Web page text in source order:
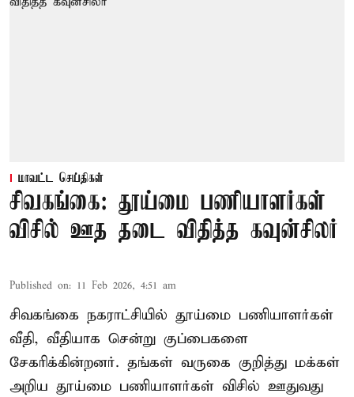
மாவட்ட செய்திகள்
சிவகங்கை: தூய்மை பணியாளர்கள்
விசில் ஊத தடை விதித்த கவுன்சிலர்
Published on: 11 Feb 2026, 4:51 am
சிவகங்கை நகராட்சியில் தூய்மை பணியாளர்கள்
வீதி, வீதியாக சென்று குப்பைகளை
சேகரிக்கின்றனர். தங்கள் வருகை குறித்து மக்கள்
அறிய தூய்மை பணியாளர்கள் விசில் ஊதுவது